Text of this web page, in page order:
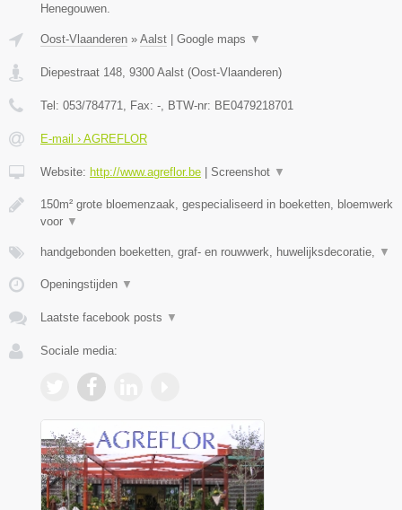
Henegouwen.
Oost-Vlaanderen » Aalst Google maps ▼
Diepestraat 148, 9300 Aalst (Oost-Vlaanderen)
Tel: 053/784771, Fax: -, BTW-nr: BE0479218701
E-mail › AGREFLOR
Website: http://www.agreflor.be Screenshot ▼
150m² grote bloemenzaak, gespecialiseerd in boeketten, bloemwerk
voor ▼
handgebonden boeketten, graf- en rouwwerk, huwelijksdecoratie, ▼
Openingstijden ▼
Laatste facebook posts ▼
Sociale media: